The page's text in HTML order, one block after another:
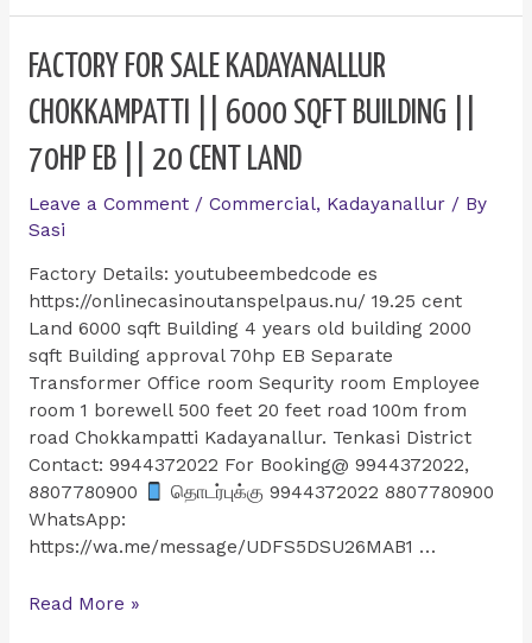
FACTORY FOR SALE KADAYANALLUR
CHOKKAMPATTI || 6000 SQFT BUILDING ||
70HP EB || 20 CENT LAND
Leave a Comment / Commercial, Kadayanallur/ By
Sasi
Factory Details: youtubeembedcode es
https://onlinecasinoutanspelpaus.nu/ 19.25 cent
Land 6000 sqft Building 4 years old building 2000
sqft Building approval 70hp EB Separate
Transformer Office room Sequrity room Employee
room 1 borewell 500 feet 20 feet road 100m from
road Chokkampatti Kadayanallur. Tenkasi District
Contact: 9944372022 For Booking@ 9944372022,
8807780900
தொடர்புக்கு 9944372022 8807780900
WhatsApp:
https://wa.me/message/UDFS5DSU26MAB1 …
Factory
Read More »